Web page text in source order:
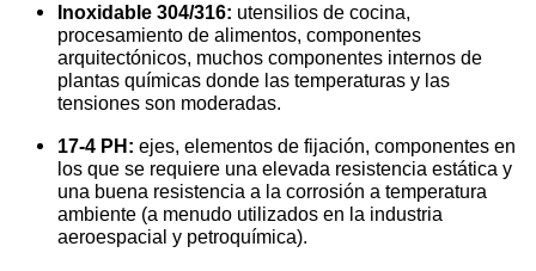
Inoxidable 304/316: utensilios de cocina,
procesamiento de alimentos, componentes
arquitectónicos, muchos componentes internos de
plantas químicas donde las temperaturas y las
tensiones son moderadas.
17-4 PH: ejes, elementos de fijación, componentes en
los que se requiere una elevada resistencia estática y
una buena resistencia a la corrosión a temperatura
ambiente (a menudo utilizados en la industria
aeroespacial y petroquímica).